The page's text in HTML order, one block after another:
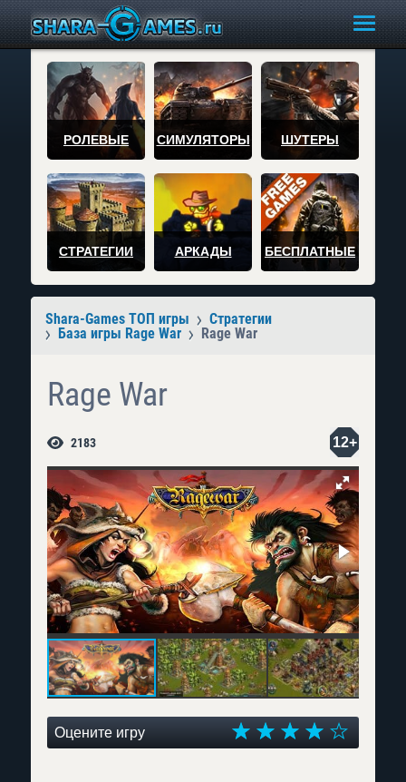
РОЛЕВЫЕ СИМУЛЯТОРЫ ШУТЕРЫ
СТРАТЕГИИ АРКАДЫ БЕСПЛАТНЫЕ
Shara-Games ТОП игры
Стратегии
База игры Rage War
Rage War
Rage War
2183 12+
Оцените игру